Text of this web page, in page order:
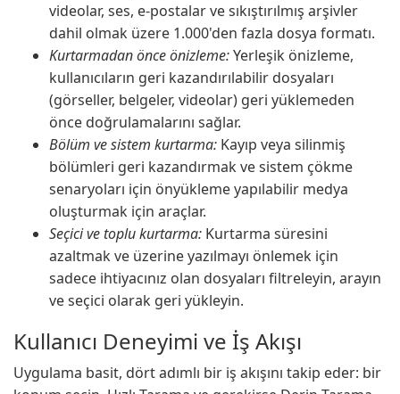
videolar, ses, e-postalar ve sıkıştırılmış arşivler
dahil olmak üzere 1.000'den fazla dosya formatı.
Kurtarmadan önce önizleme:Yerleşik önizleme,
kullanıcıların geri kazandırılabilir dosyaları
(görseller, belgeler, videolar) geri yüklemeden
önce doğrulamalarını sağlar.
Bölüm ve sistem kurtarma: Kayıp veya silinmiş
bölümleri geri kazandırmak ve sistem çökme
senaryoları için önyükleme yapılabilir medya
oluşturmak için araçlar.
Seçici ve toplu kurtarma: Kurtarma süresini
azaltmak ve üzerine yazılmayı önlemek için
sadece ihtiyacınız olan dosyaları filtreleyin, arayın
ve seçici olarak geri yükleyin.
Kullanıcı Deneyimi ve İş Akışı
Uygulama basit, dört adımlı bir iş akışını takip eder: bir